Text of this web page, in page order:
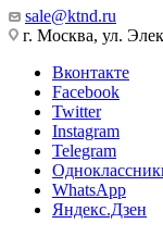
sale@ktnd.ru
г. Москва, ул.
Вконтакте
Facebook
Twitter
Instagram
Telegram
WhatsApp
Яндекс.Дзен